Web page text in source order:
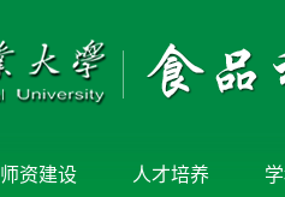
师资建设 人才培养